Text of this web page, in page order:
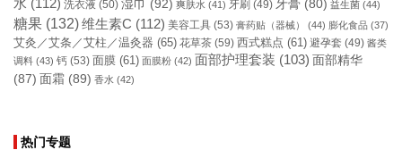
水 (112) 洗衣液 (50) 湿巾 (92) 爽肤水 (41) 牙刷 (49) 牙膏 (80) 益生菌 (44)
糖果 (132)维生素C (112) 美容工具 (53) 膏药贴（器械） (44) 膨化食品 (37)
艾灸／艾条／艾柱／温灸器 (65) 花草茶 (59) 西式糕点 (61) 避孕套 (49) 酱类
调料 (43) 钙 (53) 面膜 (61) 面膜粉 (42) 面部护理套装 (103) 面部精华
(87) 面霜 (89) 香水 (42)
热门专题